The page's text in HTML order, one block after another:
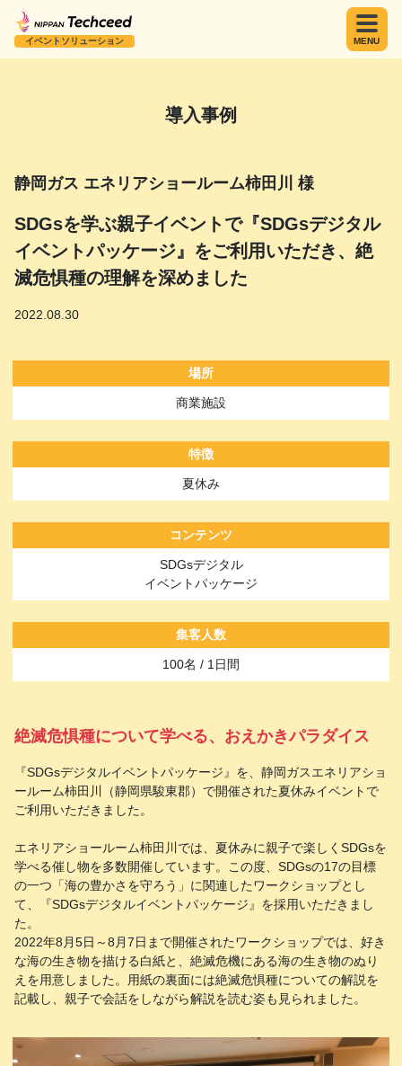
イベントソリューション MENU
導入事例
静岡ガス エネリアショールーム柿田川 様
SDGsを学ぶ親子イベントで『SDGsデジタル
イベントパッケージ』をご利用いただき、絶
滅危惧種の理解を深めました
2022.08.30
場所
商業施設
特徴
夏休み
コンテンツ
SDGsデジタル
イベントパッケージ
集客人数
100名 / 1日間
絶滅危惧種について学べる、おえかきパラダイス
『SDGsデジタルイベントパッケージ』を、静岡ガスエネリアショ
ールーム柿田川（静岡県駿東郡）で開催された夏休みイベントで
ご利用いただきました。
エネリアショールーム柿田川では、夏休みに親子で楽しくSDGsを
学べる催し物を多数開催しています。この度、SDGsの17の目標
の一つ「海の豊かさを守ろう」に関連したワークショップとし
て、『SDGsデジタルイベントパッケージ』を採用いただきまし
た。
2022年8月5日～8月7日まで開催されたワークショップでは、好き
な海の生き物を描ける白紙と、絶滅危機にある海の生き物のぬり
えを用意しました。用紙の裏面には絶滅危惧種についての解説を
記載し、親子で会話をしながら解説を読む姿も見られました。